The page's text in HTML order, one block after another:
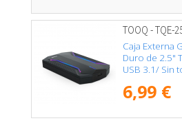
TOOQ - TQE-
Caja Externa
Duro de 2.5"
USB 3.1/ Sin
6,99 €